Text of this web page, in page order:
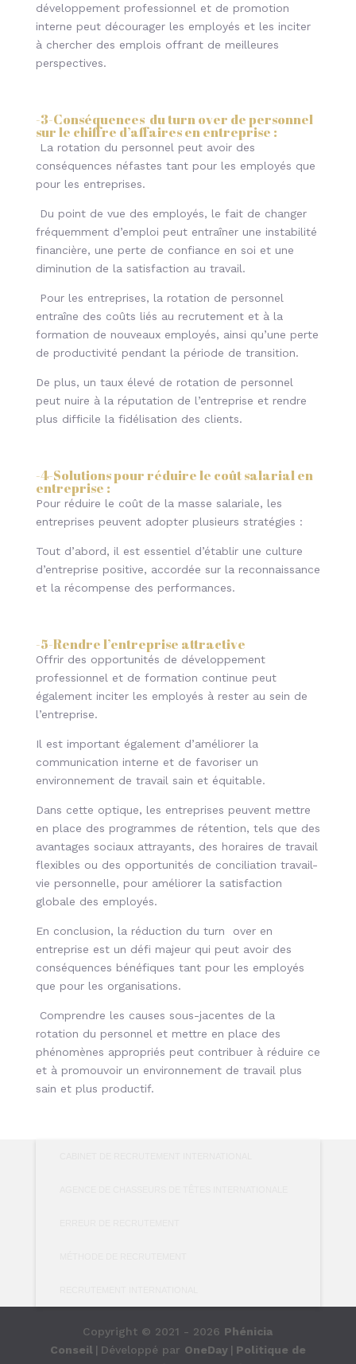
développement professionnel et de promotion
interne peut décourager les employés et les inciter
à chercher des emplois offrant de meilleures
perspectives.
-3-Conséquences du turn over de personnel
sur le chiffre d’affaires en entreprise :
La rotation du personnel peut avoir des
conséquences néfastes tant pour les employés que
pour les entreprises.
Du point de vue des employés, le fait de changer
fréquemment d’emploi peut entraîner une instabilité
financière, une perte de confiance en soi et une
diminution de la satisfaction au travail.
Pour les entreprises, la rotation de personnel
entraîne des coûts liés au recrutement et à la
formation de nouveaux employés, ainsi qu’une perte
de productivité pendant la période de transition.
De plus, un taux élevé de rotation de personnel
peut nuire à la réputation de l’entreprise et rendre
plus difficile la fidélisation des clients.
-4-Solutions pour réduire le coût salarial en
entreprise :
Pour réduire le coût de la masse salariale, les
entreprises peuvent adopter plusieurs stratégies :
Tout d’abord, il est essentiel d’établir une culture
d’entreprise positive, accordée sur la reconnaissance
et la récompense des performances.
-5-Rendre l’entreprise attractive
Offrir des opportunités de développement
professionnel et de formation continue peut
également inciter les employés à rester au sein de
l’entreprise.
Il est important également d’améliorer la
communication interne et de favoriser un
environnement de travail sain et équitable.
Dans cette optique, les entreprises peuvent mettre
en place des programmes de rétention, tels que des
avantages sociaux attrayants, des horaires de travail
flexibles ou des opportunités de conciliation travail-
vie personnelle, pour améliorer la satisfaction
globale des employés.
En conclusion, la réduction du turn over en
entreprise est un défi majeur qui peut avoir des
conséquences bénéfiques tant pour les employés
que pour les organisations.
Comprendre les causes sous-jacentes de la
rotation du personnel et mettre en place des
phénomènes appropriés peut contribuer à réduire ce
et à promouvoir un environnement de travail plus
sain et plus productif.
Copyright © 2021 - 2026 Phénicia
Conseil | Développé par OneDay | Politique de